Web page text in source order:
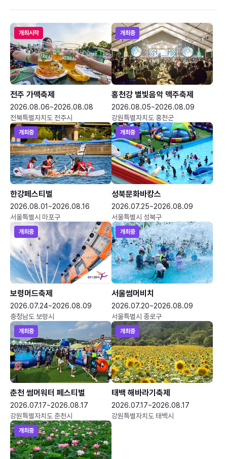
개최시작
전주 가맥축제
2026.08.06~2026.08.08
전북특별자치도 전주시
개최중
홍천강 별빛음악 맥주축제
2026.08.05~2026.08.09
강원특별자치도 홍천군
개최중
한강페스티벌
2026.08.01~2026.08.16
서울특별시 마포구
개최중
성북문화바캉스
2026.07.25~2026.08.09
서울특별시 성북구
개최중
보령머드축제
2026.07.24~2026.08.09
충청남도 보령시
개최중
서울썸머비치
2026.07.20~2026.08.09
서울특별시 종로구
개최중
춘천 썸머워터 페스티벌
2026.07.17~2026.08.17
강원특별자치도 춘천시
개최중
태백 해바라기축제
2026.07.17~2026.08.17
강원특별자치도 태백시
개최중